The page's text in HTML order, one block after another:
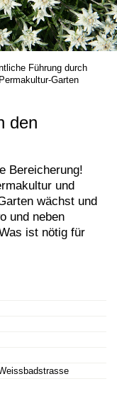
Führung durch
Garten
den
Bereicherung!
und
wächst und
und neben
ist nötig für